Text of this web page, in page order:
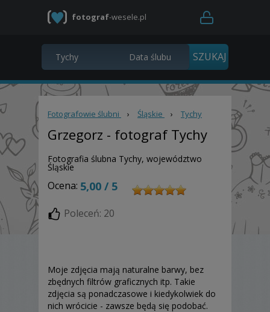
fotograf-wesele.pl
Fotografowie ślubni › Śląskie › Tychy
Grzegorz - fotograf Tychy
Fotografia ślubna Tychy, województwo
Śląskie
Ocena: 5,00 / 5
Poleceń: 20
Moje zdjęcia mają naturalne barwy, bez
zbędnych filtrów graficznych itp. Takie
zdjęcia są ponadczasowe i kiedykolwiek do
nich wrócicie - zawsze będą się podobać.